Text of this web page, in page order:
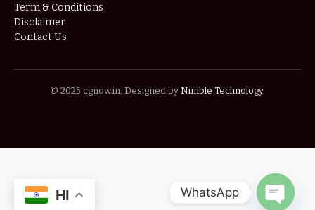
Term & Conditions
Disclaimer
Contact Us
© 2025 cgnow.in. Designed by Nimble Technology.
HI WhatsApp